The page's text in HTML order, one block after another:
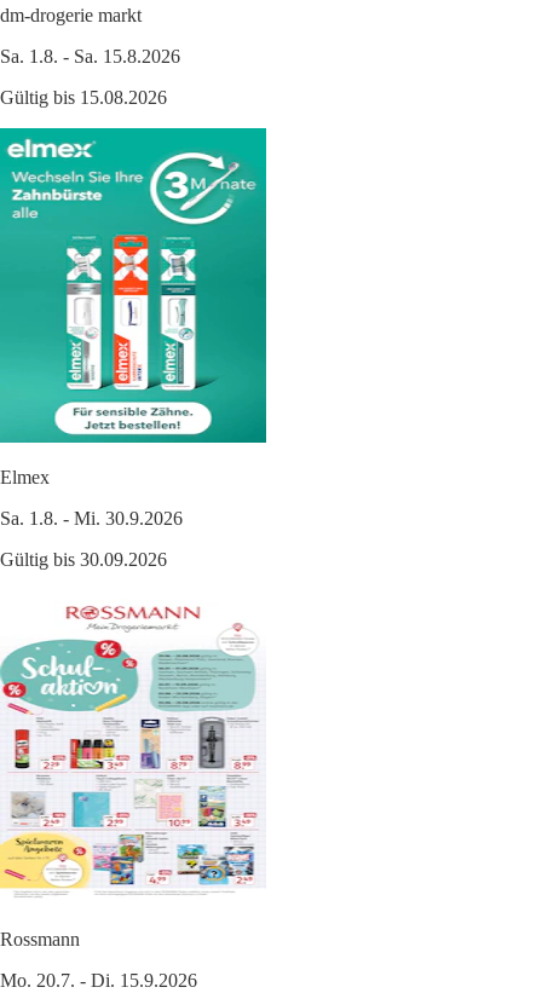
dm-drogerie markt
Sa. 1.8. - Sa. 15.8.2026
Gültig bis 15.08.2026
Elmex
Sa. 1.8. - Mi. 30.9.2026
Gültig bis 30.09.2026
Rossmann
Mo. 20.7. - Di. 15.9.2026